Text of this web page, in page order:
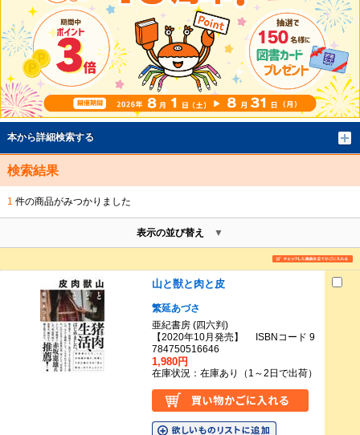
本から詳細検索する
検索結果
1 件の商品がみつかりました
表示の並び替え
山と獣と肉と皮
繁延あづさ
亜紀書房 (四六判)
【2020年10月発売】 ISBNコード 9
784750516646
1,980円
在庫状況：在庫あり（1～2日で出荷）